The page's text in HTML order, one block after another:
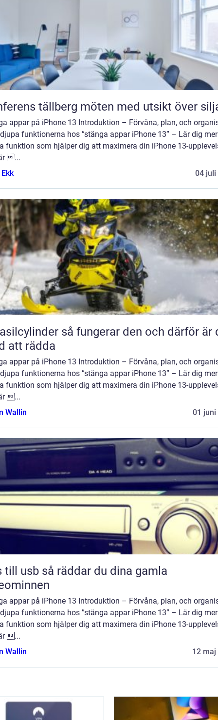
Konferens tällberg möten med utsikt över
appar på iPhone 13 Introduktion – Förvåna, plan, och
funktionerna hos ”stänga appar iPhone 13” – Lär dig
funktion som hjälper dig att maximera din iPhone 13-
...
04 juli
så fungerar den och därför är den
att rädda
appar på iPhone 13 Introduktion – Förvåna, plan, och
funktionerna hos ”stänga appar iPhone 13” – Lär dig
funktion som hjälper dig att maximera din iPhone 13-
...
Wallin
01 juni
räddar du dina gamla
appar på iPhone 13 Introduktion – Förvåna, plan, och
funktionerna hos ”stänga appar iPhone 13” – Lär dig
funktion som hjälper dig att maximera din iPhone 13-
...
Wallin
12 maj